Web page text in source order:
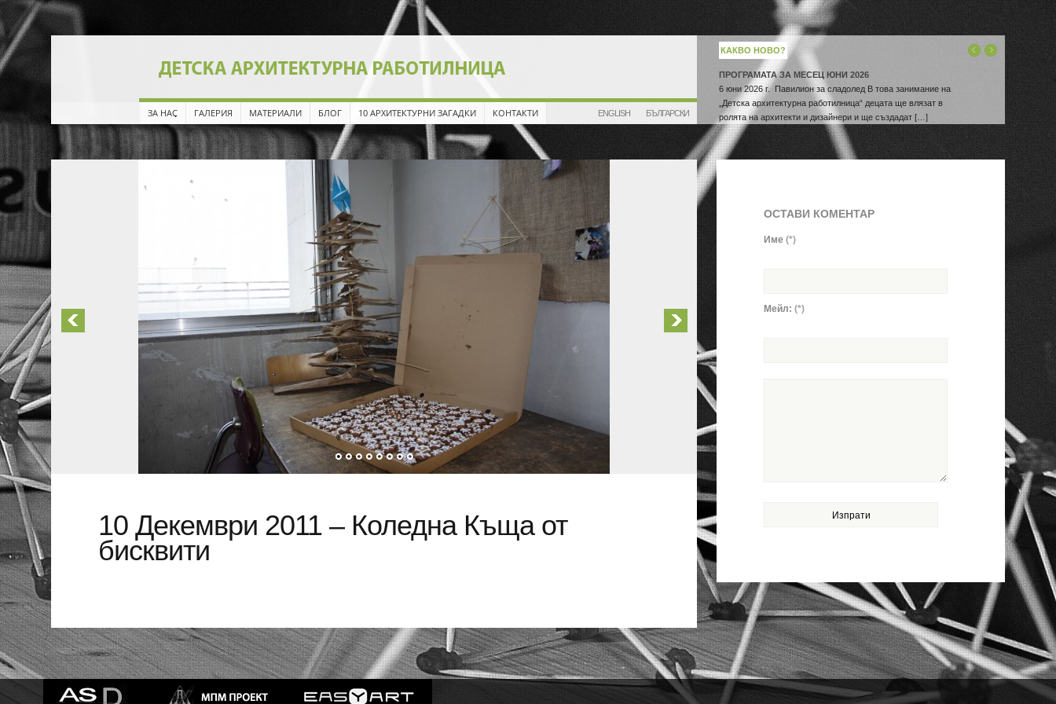
КАКВО НОВО?
ПРОГРАМАТА ЗА МЕСЕЦ ЮНИ 2026
6 юни 2026 г. Павилион за сладолед В това занимание на
„Детска архитектурна работилница“ децата ще влязат в
ролята на архитекти и дизайнери и ще създадат […]
ЗА НАС ГАЛЕРИЯ МАТЕРИАЛИ БЛОГ 10 АРХИТЕКТУРНИ ЗАГАДКИ КОНТАКТИ ENGLISH БЪЛГАРСКИ
10 Декември 2011 – Коледна Къща от
бисквити
ОСТАВИ КОМЕНТАР
Име(*)
Мейл:(*)